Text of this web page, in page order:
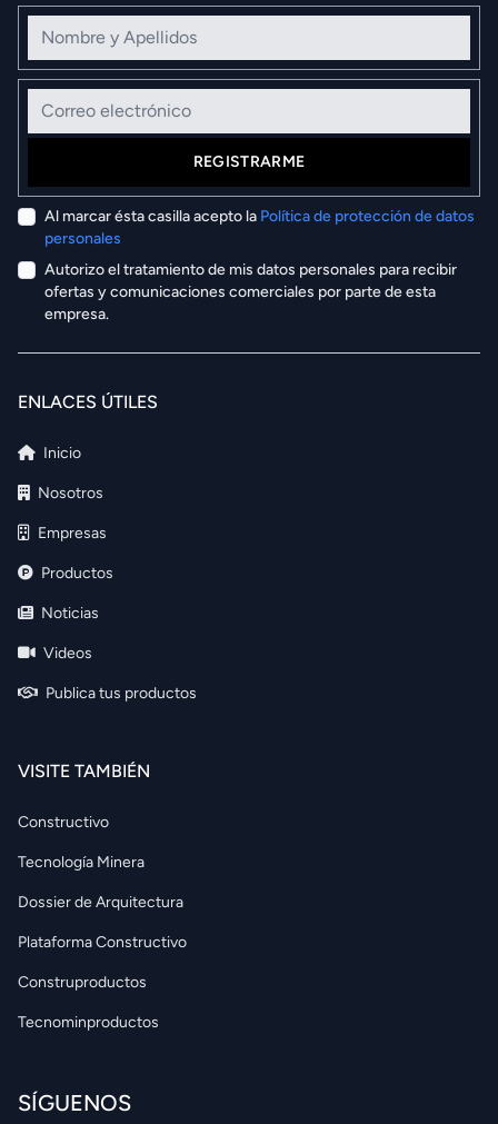
Nombre y Apellidos
Correo electrónico
REGISTRARME
Al marcar ésta casilla acepto la Política de protección de datos
personales
Autorizo el tratamiento de mis datos personales para recibir
ofertas y comunicaciones comerciales por parte de esta
empresa.
ENLACES ÚTILES
Inicio
Nosotros
Empresas
Productos
Noticias
Videos
Publica tus productos
VISITE TAMBIÉN
Constructivo
Tecnología Minera
Dossier de Arquitectura
Plataforma Constructivo
Construproductos
Tecnominproductos
SÍGUENOS